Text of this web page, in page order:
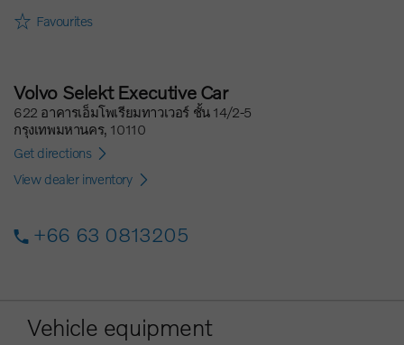
Favourites
Volvo Selekt Executive Car
622 อาคารเอ็มโพเรียมทาวเวอร์ ชั้น 14/2-5
กรุงเทพมหานคร, 10110
Get directions
View dealer inventory
+66 63 0813205
Vehicle equipment